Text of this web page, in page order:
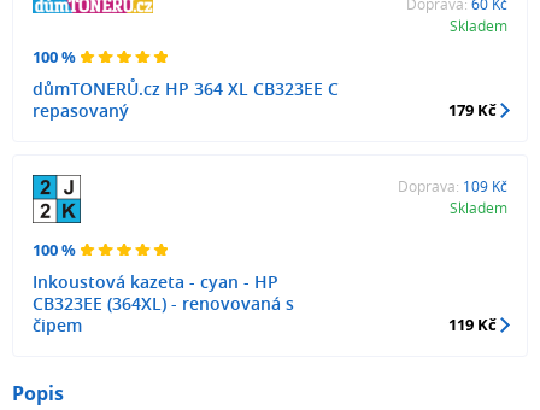
100 %
důmTONERŮ.cz HP 364 XL CB323EE C
repasovaný
Skladem
179 Kč
100 %
Inkoustová kazeta - cyan - HP
CB323EE (364XL) - renovovaná s
čipem
Doprava: 109 Kč
Skladem
119 Kč
Popis